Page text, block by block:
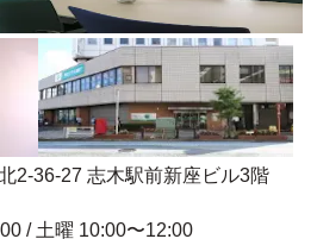
2-36-27 志木駅前新座ビル3階
/ 土曜 10:00〜12:00